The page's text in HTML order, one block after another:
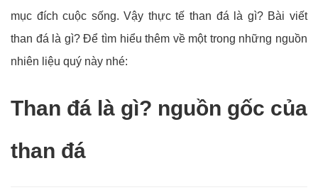
mục đích cuộc sống. Vậy thực tế than đá là gì? Bài viết
than đá là gì? Để tìm hiểu thêm về một trong những nguồn
nhiên liệu quý này nhé:
Than đá là gì? nguồn gốc của
than đá